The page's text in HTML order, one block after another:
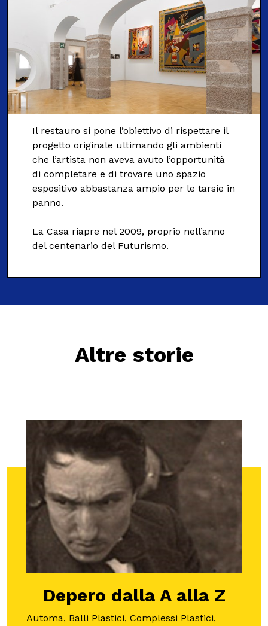
Il restauro si pone l’obiettivo di rispettare il
progetto originale ultimando gli ambienti
che l’artista non aveva avuto l’opportunità
di completare e di trovare uno spazio
espositivo abbastanza ampio per le tarsie in
panno.
La Casa riapre nel 2009, proprio nell’anno
del centenario del Futurismo.
Altre storie
Depero dalla A alla Z
Automa, Balli Plastici, Complessi Plastici,